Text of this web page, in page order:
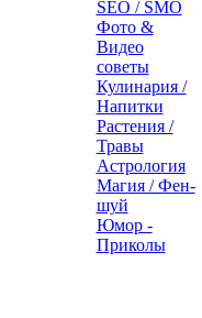
SEO / SMO
Фото &
Видео
советы
Кулинария /
Напитки
Растения /
Травы
Астрология
Магия / Фен-
шуй
Юмор -
Приколы